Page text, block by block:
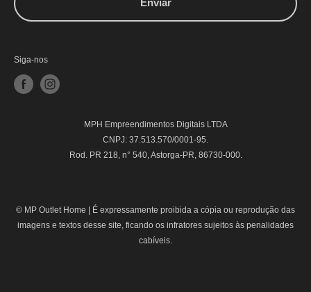
Enviar
Siga-nos
MPH Empreendimentos Digitais LTDA
CNPJ: 37.513.570/0001-95.
Rod. PR 218, n° 540, Astorga-PR, 86730-000.
© MP Outlet Home |
É expressamente proibida a cópia ou reprodução das
imagens e textos desse site, ficando os infratores sujeitos às penalidades
cabíveis.